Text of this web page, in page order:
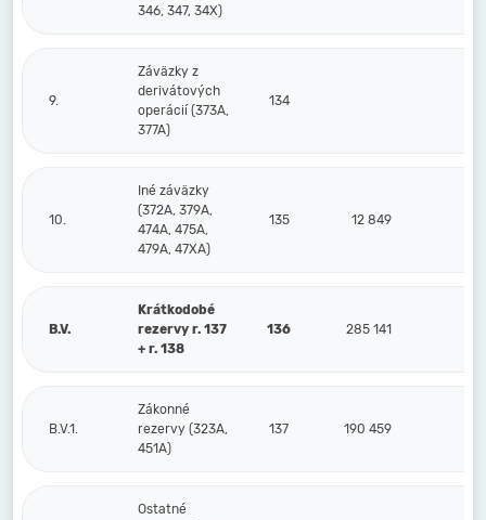
346, 347, 34X)
9.
Záväzky z
derivátových
operácií (373A,
377A)
134
10.
Iné záväzky
(372A, 379A,
474A, 475A,
479A, 47XA)
135 12 849
B.V.
Krátkodobé
rezervy r. 137
+ r. 138
136 285 141
B.V.1.
Zákonné
rezervy (323A,
451A)
137 190 459
Ostatné